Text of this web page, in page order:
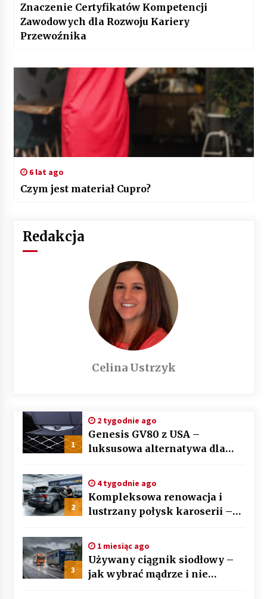
Znaczenie Certyfikatów Kompetencji
Zawodowych dla Rozwoju Kariery
Przewoźnika
6 lat ago
Czym jest materiał Cupro?
Redakcja
Celina Ustrzyk
1
2 tygodnie ago
Genesis GV80 z USA –
luksusowa alternatywa dla
2
4 tygodnie ago
Kompleksowa renowacja i
lustrzany połysk karoserii –
3
1 miesiąc ago
Używany ciągnik siodłowy –
jak wybrać mądrze i nie